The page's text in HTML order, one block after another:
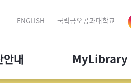
ENGLISH 국립금오공과대학교
안내 MyLibrary